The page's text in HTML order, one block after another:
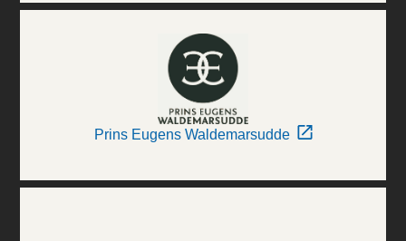
Prins Eugens Waldemarsudde